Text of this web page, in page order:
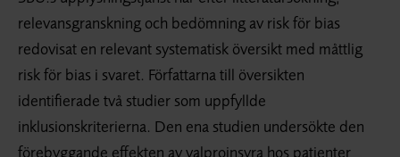
relevansgranskning och bedömning av risk för bias
redovisat en relevant systematisk översikt med måttlig
risk för bias i svaret. Författarna till översikten
identifierade två studier som uppfyllde
inklusionskriterierna. Den ena studien undersökte den
förebyggande effekten av valproinsyra hos patienter